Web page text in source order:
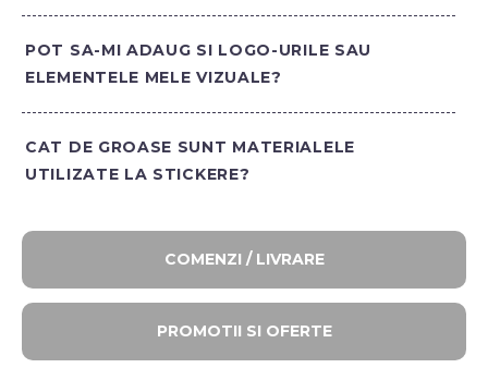
POT SA-MI ADAUG SI LOGO-URILE SAU
ELEMENTELE MELE VIZUALE?
CAT DE GROASE SUNT MATERIALELE
UTILIZATE LA STICKERE?
COMENZI / LIVRARE
PROMOTII SI OFERTE​